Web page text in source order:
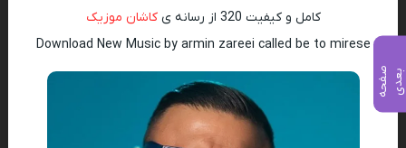
کامل و کیفیت 320 از رسانه ی
کاشان موزیک
Download New Music by armin zareei called be to mirese
ص
ف
ح
ه ب ع
د ی